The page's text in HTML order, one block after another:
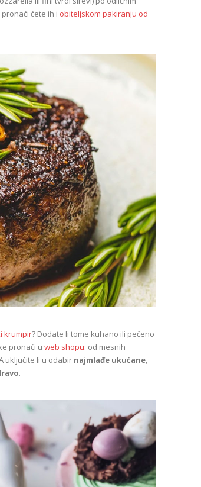
pronaći ćete ih i obiteljskom pakiranju od
krumpir? Dodate li tome kuhano ili pečeno
pronaći u web shopu: od mesnih
uključite li u odabir najmlađe ukućane,
.